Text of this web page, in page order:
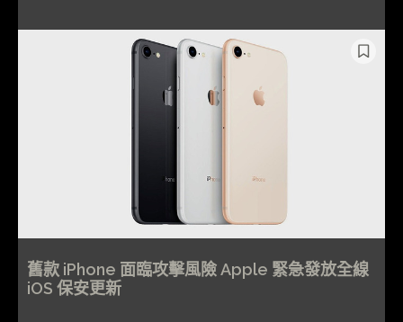
舊款 iPhone 面臨攻擊風險 Apple 緊急發放全線
iOS 保安更新